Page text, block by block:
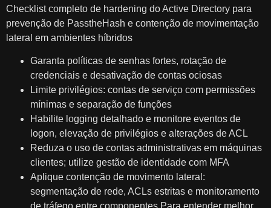
Checklist completo de hardening do Active Directory para
prevenção de PasstheHash e contenção de movimentação
lateral em ambientes híbridos
Garanta políticas de senhas fortes, rotação de
credenciais e desativação de contas ociosas
Limite privilégios: contas de serviço com permissões
mínimas e separação de funções
Habilite logging detalhado e monitore eventos de
logon, elevação de privilégios e alterações de ACL
Reduza o uso de contas administrativas em máquinas
clientes; utilize gestão de identidade com MFA
Aplique contenção de movimento lateral:
segmentação de rede, ACLs estritas e monitoramento
de tráfego entre componentes Para entender melhor